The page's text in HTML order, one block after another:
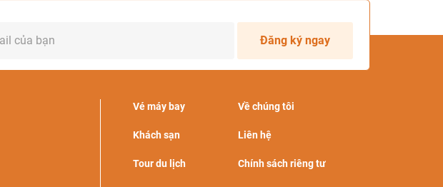
Đăng ký ngay
Vé máy bay
Khách sạn
Tour du lịch
Về chúng tôi
Liên hệ
Chính sách riêng tư